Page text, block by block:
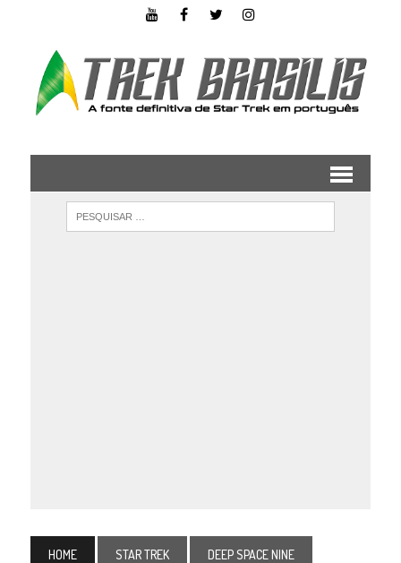
HOME STAR TREK DEEP SPACE NINE